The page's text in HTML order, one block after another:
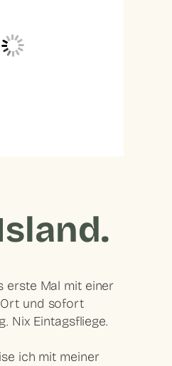
erste Mal mit einer
und sofort
Nix Eintagsfliege.
ich mit meiner